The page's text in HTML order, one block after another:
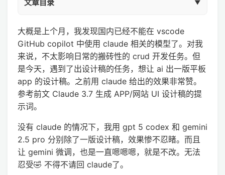
文章目录
大概是上个月，我发现国内已经不能在 vscode
GitHub copilot 中使用 claude 相关的模型了。对我
来说，不太影响日常的搬砖性的 crud 开发任务。但
是今天，遇到了出设计稿的任务，想让 ai 出一版平板
app 的设计稿。之前用 claude 给出的效果非常赞。
参考前文 Claude 3.7 生成 APP/网站 UI 设计稿的提
示词。
没有 claude 的情况下，我用 gpt 5 codex 和 gemini
2.5 pro 分别除了一版设计稿，效果惨不忍睹。而且
让 gemini 微调，也是一直嗯嗯嗯，就是不改。无法
忍受🤣 不得不请回 claude了。